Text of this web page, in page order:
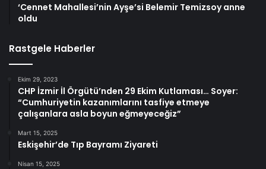
‘Cennet Mahallesi’nin Ayşe’si Belemir Temizsoy anne
oldu
Rastgele Haberler
Ekim 29, 2023
CHP İzmir İl Örgütü’nden 29 Ekim Kutlaması… Soyer:
“Cumhuriyetin kazanımlarını tasfiye etmeye
çalışanlara asla boyun eğmeyeceğiz”
Mart 15, 2025
Eskişehir’de Tıp Bayramı Ziyareti
Nisan 15, 2025